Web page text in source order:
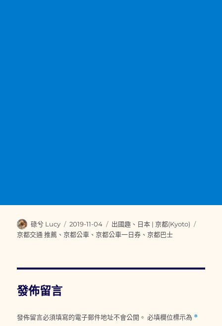
作
者
碌兮 Lucy
發
佈
2019-11-04
分
類
出國趣 、 日本 | 京都(Kyoto)
京都交通 推薦 、京都公車 、京都公車一日券 、京都巴士
發佈留言
發佈留言必須填寫的電子郵件地址不會公開。 必填欄位標示為 *